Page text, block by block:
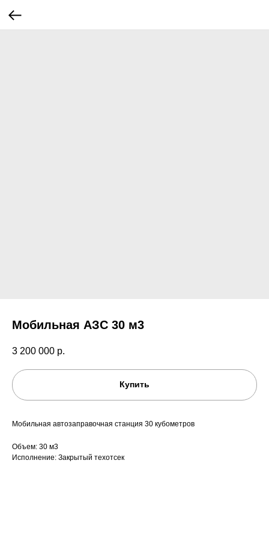
Мобильная АЗС 30 м3
3 200 000 р.
Купить
Мобильная автозаправочная станция 30 кубометров
Объем: 30 м3
Исполнение: Закрытый техотсек